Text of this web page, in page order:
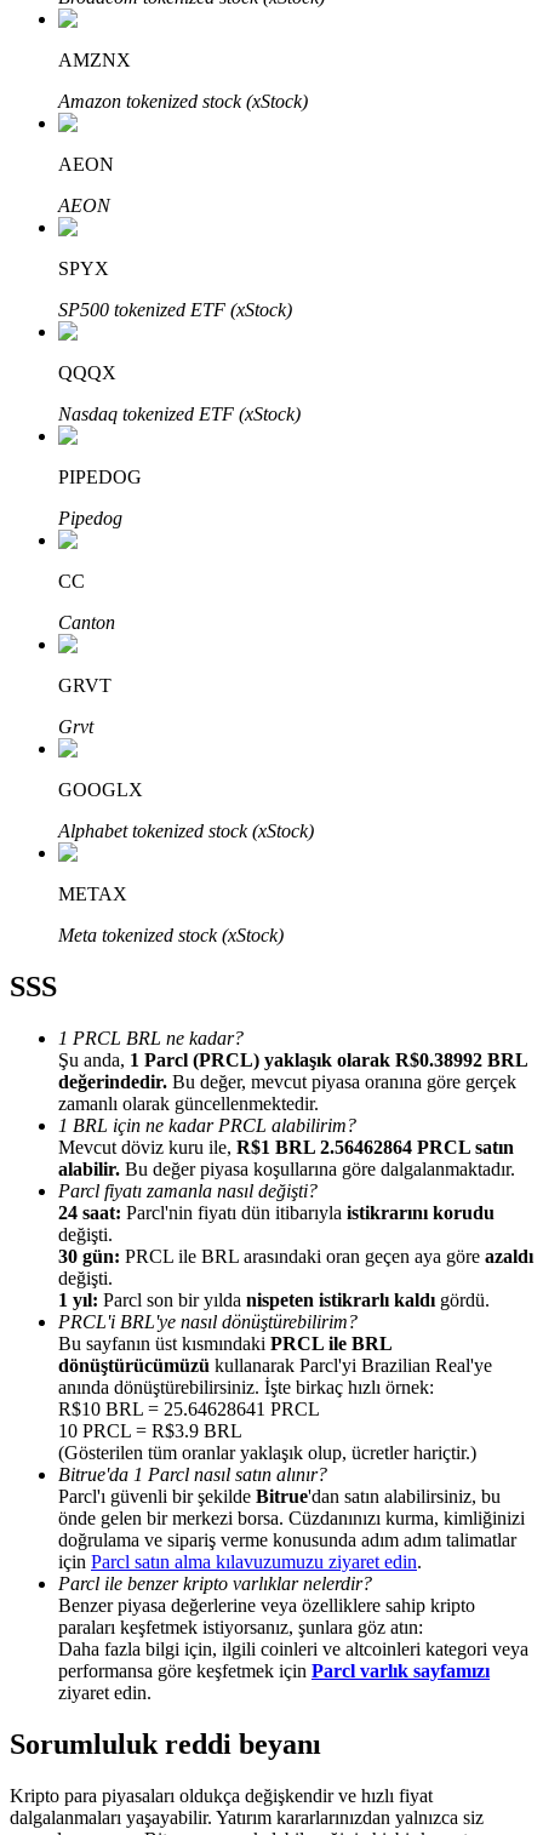
Otomatik Yatırım
Pasif gelir kazanma hakkında bilgi edinin
Bitrue
AI
Bitrue Ortakları
Bitrue İş Ortağı
Yönlendirme
Arkadaşını davet et, nakit ödüller kazan
BTC Welcome Rewards
BTC Welcome Rewards
Deposit & Trade BTC to Share 25000 USDT prize pool!
Deposit CASHCAT & Win
AMZNX
Amazon tokenized stock (xStock)
AEON
AEON
SPYX
SP500 tokenized ETF (xStock)
QQQX
Nasdaq tokenized ETF (xStock)
PIPEDOG
Pipedog
CC
Canton
GRVT
Grvt
GOOGLX
Alphabet tokenized stock (xStock)
METAX
Meta tokenized stock (xStock)
SSS
1 PRCL BRL ne kadar?
Şu anda, 1 Parcl (PRCL) yaklaşık olarak R$0.38992 BRL
değerindedir. Bu değer, mevcut piyasa oranına göre gerçek
zamanlı olarak güncellenmektedir.
1 BRL için ne kadar PRCL alabilirim?
Mevcut döviz kuru ile, R$1 BRL 2.56462864 PRCL satın
alabilir. Bu değer piyasa koşullarına göre dalgalanmaktadır.
Parcl fiyatı zamanla nasıl değişti?
24 saat: Parcl'nin fiyatı dün itibarıyla istikrarını korudu
değişti.
30 gün: PRCL ile BRL arasındaki oran geçen aya göre azaldı
değişti.
1 yıl: Parcl son bir yılda nispeten istikrarlı kaldı gördü.
PRCL'i BRL'ye nasıl dönüştürebilirim?
Bu sayfanın üst kısmındaki PRCL ile BRL
dönüştürücümüzü kullanarak Parcl'yi Brazilian Real'ye
anında dönüştürebilirsiniz. İşte birkaç hızlı örnek:
R$10 BRL = 25.64628641 PRCL
10 PRCL = R$3.9 BRL
(Gösterilen tüm oranlar yaklaşık olup, ücretler hariçtir.)
Bitrue'da 1 Parcl nasıl satın alınır?
Parcl'ı güvenli bir şekilde Bitrue'dan satın alabilirsiniz, bu
önde gelen bir merkezi borsa. Cüzdanınızı kurma, kimliğinizi
doğrulama ve sipariş verme konusunda adım adım talimatlar
için Parcl satın alma kılavuzumuzu ziyaret edin.
Parcl ile benzer kripto varlıklar nelerdir?
Benzer piyasa değerlerine veya özelliklere sahip kripto
paraları keşfetmek istiyorsanız, şunlara göz atın:
Daha fazla bilgi için, ilgili coinleri ve altcoinleri kategori veya
performansa göre keşfetmek için Parcl varlık sayfamızı
ziyaret edin.
Sorumluluk reddi beyanı
Kripto para piyasaları oldukça değişkendir ve hızlı fiyat
dalgalanmaları yaşayabilir. Yatırım kararlarınızdan yalnızca siz